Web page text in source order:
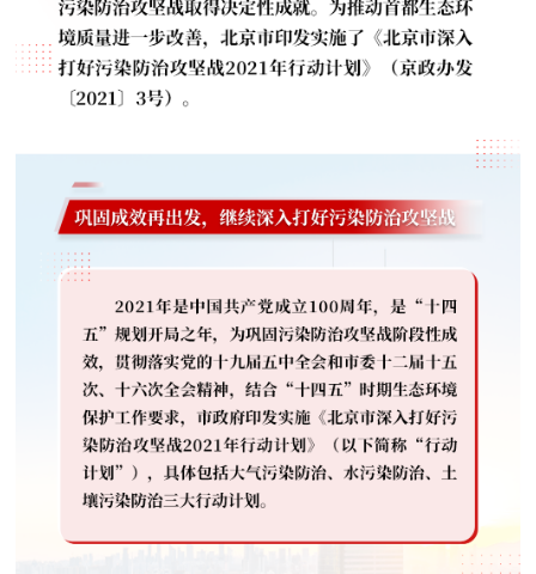
走进北京
北京概况
绿色北京
多语种
ENGLISH 한국어 日本語
DEUTSCH FRANÇAIS РУССКИЙ ЯЗЫК
ESPAÑOL العربية PORTUGUÊS
ITALIANO